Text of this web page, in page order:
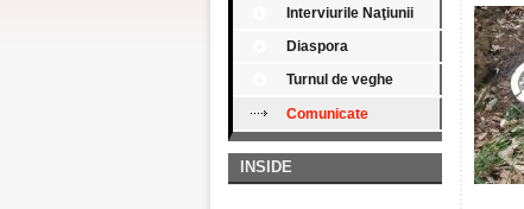
Interviurile Naţiunii
Diaspora
Turnul de veghe
Comunicate
INSIDE